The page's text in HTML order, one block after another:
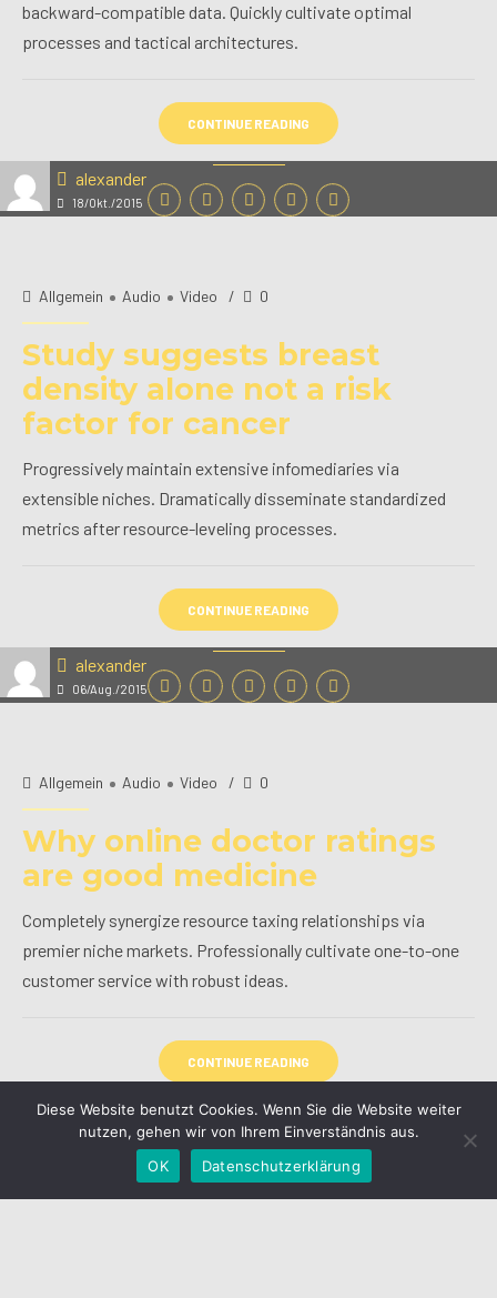
alexander
18/Okt./2015
backward-compatible data. Quickly cultivate optimal
processes and tactical architectures.
CONTINUE READING
alexander
06/Aug./2015
Allgemein Audio Video 0
Study suggests breast
density alone not a risk
factor for cancer
Progressively maintain extensive infomediaries via
extensible niches. Dramatically disseminate standardized
metrics after resource-leveling processes.
CONTINUE READING
alexander
11/Juli/2015
Allgemein Audio Video 0
Why online doctor ratings
are good medicine
Completely synergize resource taxing relationships via
premier niche markets. Professionally cultivate one-to-one
customer service with robust ideas.
CONTINUE READING
Diese Website benutzt Cookies. Wenn Sie die Website weiter
nutzen, gehen wir von Ihrem Einverständnis aus.
OK
Datenschutzerklärung